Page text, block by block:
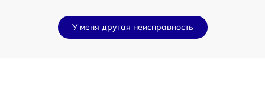
У меня другая неисправность